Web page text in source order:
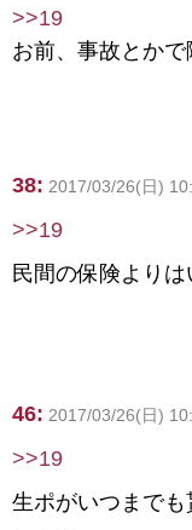
>>19
お前、事故とか
38: 2017/03/26(日)
>>19
民間の保険よりは
46: 2017/03/26(日)
>>19
生ポがいつまで